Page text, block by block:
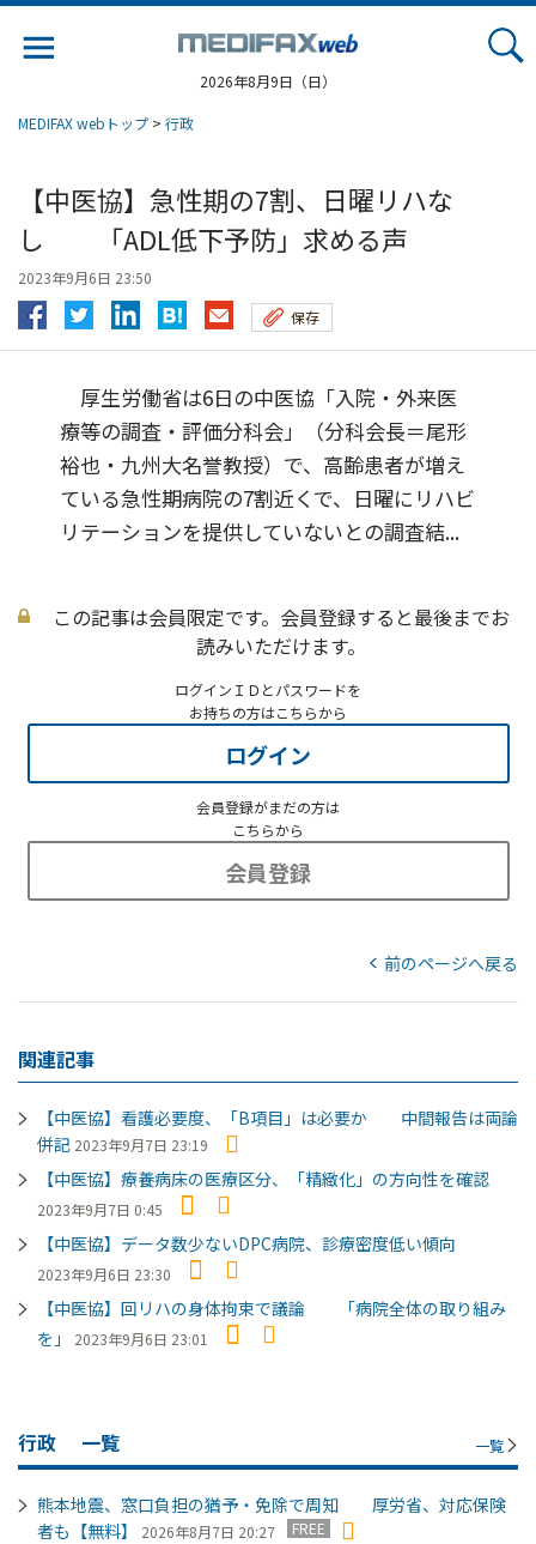
2026年8月9日（日）
MEDIFAX webトップ > 行政
【中医協】急性期の7割、日曜リハな
し 「ADL低下予防」求める声
2023年9月6日 23:50
保存
厚生労働省は6日の中医協「入院・外来医
療等の調査・評価分科会」（分科会長＝尾形
裕也・九州大名誉教授）で、高齢患者が増え
ている急性期病院の7割近くで、日曜にリハビ
リテーションを提供していないとの調査結...
この記事は会員限定です。会員登録すると最後までお
読みいただけます。
ログインＩＤとパスワードを
お持ちの方はこちらから
ログイン
会員登録がまだの方は
こちらから
会員登録
前のページへ戻る
関連記事
【中医協】看護必要度、「B項目」は必要か 中間報告は両論
併記 2023年9月7日 23:19
【中医協】療養病床の医療区分、「精緻化」の方向性を確認
2023年9月7日 0:45
【中医協】データ数少ないDPC病院、診療密度低い傾向
2023年9月6日 23:30
【中医協】回リハの身体拘束で議論 「病院全体の取り組み
を」
2023年9月6日 23:01
行政 一覧 一覧
熊本地震、窓口負担の猶予・免除で周知 厚労省、対応保険
者も【無料】
2026年8月7日 20:27 FREE